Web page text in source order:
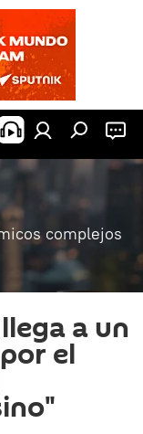
complejos
a un
el